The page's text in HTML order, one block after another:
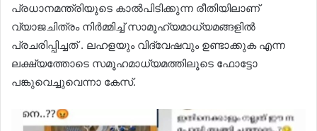
പ്രധാനമന്ത്രിയുടെ കാൽപിടിക്കുന്ന രീതിയിലാണ്
വ്യാജചിത്രം നിർമ്മിച്ച് സാമൂഹ്യമാധ്യമങ്ങളിൽ
പ്രചരിപ്പിച്ചത് . ലഹളയും വിദ്വേഷവും ഉണ്ടാക്കുക എന്ന
ലക്ഷ്യത്തോടെ സമൂഹമാധ്യമത്തിലൂടെ ഫോട്ടോ
പങ്കുവെച്ചുവെന്നാ കേസ്.